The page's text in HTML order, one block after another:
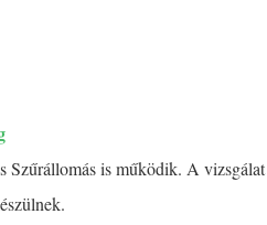
Szűrállomás is működik. A vizsgálat